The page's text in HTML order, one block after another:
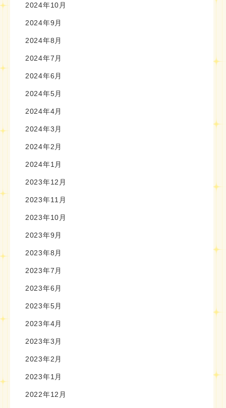
2024年10月
2024年9月
2024年8月
2024年7月
2024年6月
2024年5月
2024年4月
2024年3月
2024年2月
2024年1月
2023年12月
2023年11月
2023年10月
2023年9月
2023年8月
2023年7月
2023年6月
2023年5月
2023年4月
2023年3月
2023年2月
2023年1月
2022年12月